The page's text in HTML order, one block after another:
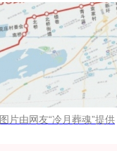
图片由网友“冷月葬魂”提供